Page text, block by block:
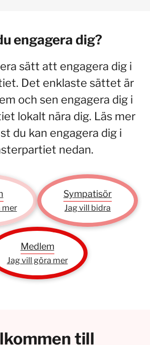
engagera dig?
sätt att engagera dig i
Det enklaste sättet är
och sen engagera dig i
lokalt nära dig. Läs mer
du kan engagera dig i
nedan.
mer
Sympatisör
Jag vill bidra
Medlem
Jag vill göra mer
till